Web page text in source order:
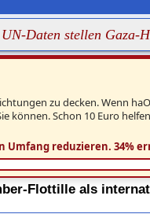
stellen Gaza-
zu decken. Wenn
können. Schon 10 Euro
Umfang reduzieren. 34%
Flottille als